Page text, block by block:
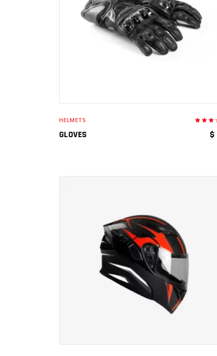
AÑADIR AL CARRITO
HELMETS
de
5
GLOVES $
AÑADIR AL CARRITO